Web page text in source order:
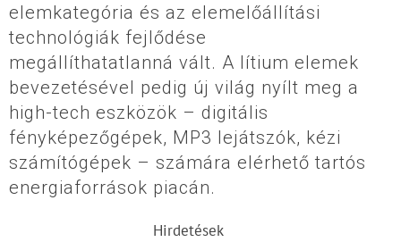
elemkategória és az elemelőállítási
technológiák fejlődése
megállíthatatlanná vált. A lítium elemek
bevezetésével pedig új világ nyílt meg a
high-tech eszközök – digitális
fényképezőgépek, MP3 lejátszók, kézi
számítógépek – számára elérhető tartós
energiaforrások piacán.
Hirdetések